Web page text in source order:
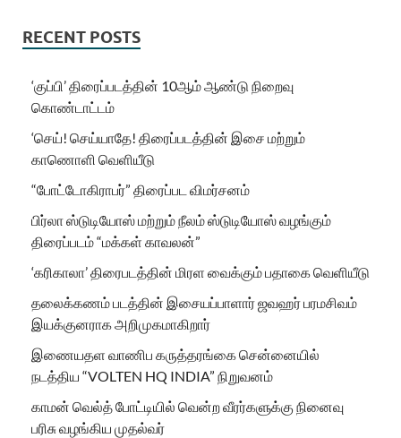
RECENT POSTS
‘குப்பி’ திரைப்படத்தின் 10ஆம் ஆண்டு நிறைவு
கொண்டாட்டம்
‘செய்! செய்யாதே! திரைப்படத்தின் இசை மற்றும்
காணொளி வெளியீடு
“போட்டோகிராபர்” திரைப்பட விமர்சனம்
பிர்லா ஸ்டுடியோஸ் மற்றும் நீலம் ஸ்டுடியோஸ் வழங்கும்
திரைப்படம் “மக்கள் காவலன்”
‘கரிகாலா’ திரைபடத்தின் மிரள வைக்கும் பதாகை வெளியீடு
தலைக்கணம் படத்தின் இசையப்பாளார் ஜவஹர் பரமசிவம்
இயக்குனராக அறிமுகமாகிறார்
இணையதள வாணிப கருத்தரங்கை சென்னையில்
நடத்திய “VOLTEN HQ INDIA” நிறுவனம்
காமன் வெல்த் போட்டியில் வென்ற வீரர்களுக்கு நினைவு
பரிசு வழங்கிய முதல்வர்